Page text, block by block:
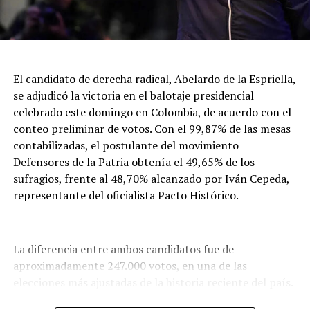
que lidera el presidente Gustavo Petro, obtuvo
12.701.546 sufragios con un 48,70 %. NA
El candidato de derecha radical, Abelardo de la Espriella,
se adjudicó la victoria en el balotaje presidencial
celebrado este domingo en Colombia, de acuerdo con el
conteo preliminar de votos. Con el 99,87% de las mesas
contabilizadas, el postulante del movimiento
Defensores de la Patria obtenía el 49,65% de los
sufragios, frente al 48,70% alcanzado por Iván Cepeda,
representante del oficialista Pacto Histórico.
La diferencia entre ambos candidatos fue de
aproximadamente 247.000 votos, en una de las